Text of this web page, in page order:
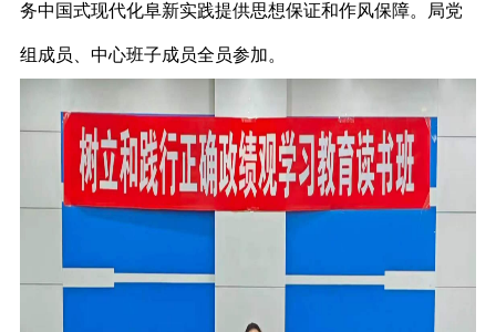
务中国式现代化阜新实践提供思想保证和作风保障。局党
组成员、中心班子成员全员参加。